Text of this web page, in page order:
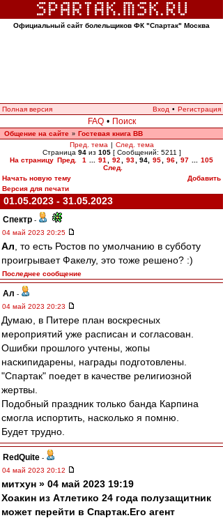
Официальный сайт болельщиков ФК "Спартак" Москва
Полная версия Вход • Регистрация
FAQ • Поиск
Общение на сайте » Гостевая книга ВВ
Пред. тема | След. тема
Страница 94из 105[ Сообщений: 5211 ]
На страницу Пред. 1 91 92 93 94 95 96 97
105
След.
Начать новую тему
Добавить
Версия для печати
01.05.2023 - 31.05.2023
Спектр -
04 май 2023 20:25
Ал , то есть Ростов по умолчанию в субботу
проигрывает Факелу, это тоже решено? :)
Последнее сообщение
Ал -
04 май 2023 20:23
Думаю, в Питере план воскресных
мероприятий уже расписан и согласован.
Ошибки прошлого учтены, жопы
наскипидарены, награды подготовлены.
"Спартак" поедет в качестве религиозной
жертвы.
Подобный праздник только банда Карпина
смогла испортить, насколько я помню.
Будет трудно.
RedQuite -
04 май 2023 20:12
митхун » 04 май 2023 19:19
Хоакин из Атлетико 24 года полузащитник
может перейти в Спартак.Его агент